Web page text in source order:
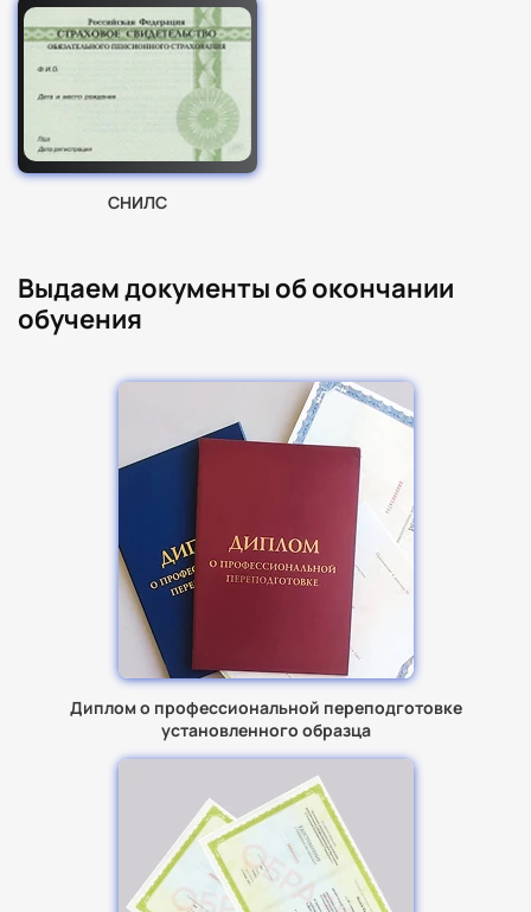
СНИЛС
Выдаем документы об окончании
обучения
Диплом о профессиональной переподготовке
установленного образца